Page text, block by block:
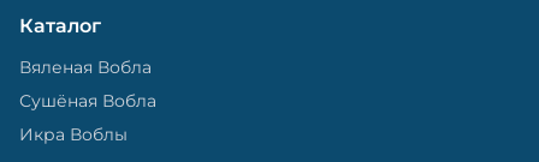
Каталог
Вяленая Вобла
Сушёная Вобла
Икра Воблы